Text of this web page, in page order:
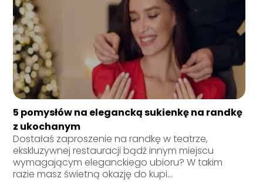
5 pomysłów na elegancką sukienkę na randkę
z ukochanym
Dostałaś zaproszenie na randkę w teatrze,
ekskluzywnej restauracji bądź innym miejscu
wymagającym eleganckiego ubioru? W takim
razie masz świetną okazję do kupi...